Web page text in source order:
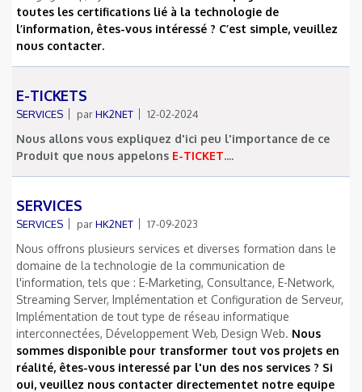
toutes les certifications lié à la technologie de
l’information, êtes-vous intéressé ? C’est simple, veuillez
nous contacter.
E-TICKETS
SERVICES parHK2NET 12-02-2024
Nous allons vous expliquez d'ici peu l'importance de ce
Produit que nous appelons E-TICKET....
SERVICES
SERVICES parHK2NET 17-09-2023
Nous offrons plusieurs services et diverses formation dans le
domaine de la technologie de la communication de
l'information, tels que : E-Marketing, Consultance, E-Network,
Streaming Server, Implémentation et Configuration de Serveur,
Implémentation de tout type de réseau informatique
interconnectées, Développement Web, Design Web. Nous
sommes disponible pour transformer tout vos projets en
réalité, êtes-vous interessé par l'un des nos services ? Si
oui, veuillez nous contacter directementet notre equipe